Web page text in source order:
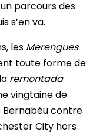
parcours des
s’en va.
les Merengues
toute forme de
remontada
vingtaine de
Bernabéu contre
City hors